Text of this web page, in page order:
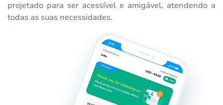
projetado para ser acessível e amigável, atendendo a
todas as suas necessidades.